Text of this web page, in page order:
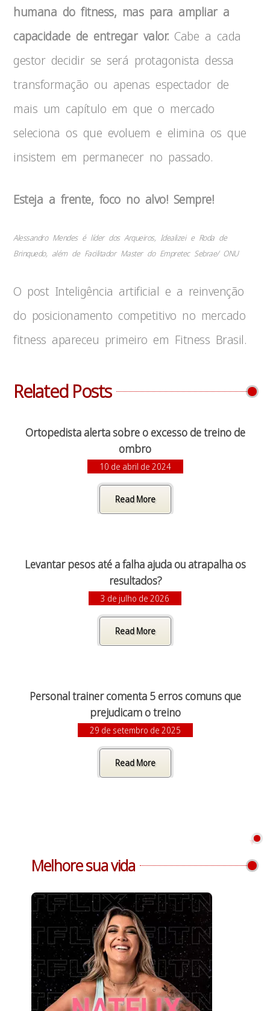
humana do fitness, mas para ampliar a
capacidade de entregar valor.Cabe a cada
gestor decidir se será protagonista dessa
transformação ou apenas espectador de
mais um capítulo em que o mercado
seleciona os que evoluem e elimina os que
insistem em permanecer no passado.
Esteja a frente, foco no alvo! Sempre!
Alessandro Mendes é líder dos Arqueiros, Idealizei e Roda de
Brinquedo, além de Facilitador Master do Empretec Sebrae/ ONU
O post Inteligência artificial e a reinvenção
do posicionamento competitivo no mercado
fitness apareceu primeiro em Fitness Brasil.
Related Posts
Ortopedista alerta sobre o excesso de treino de
ombro
10 de abril de 2024
Read More
Levantar pesos até a falha ajuda ou atrapalha os
resultados?
3 de julho de 2026
Read More
Personal trainer comenta 5 erros comuns que
prejudicam o treino
29 de setembro de 2025
Read More
Melhore sua vida